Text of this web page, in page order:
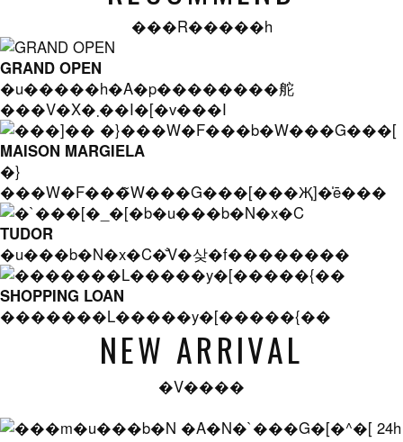
���R�����h
GRAND OPEN
�u�����h�A�p��������舵
���V�X�܂��I�[�v���I
MAISON MARGIELA
�}
���W�F���̃W���G���[���Җ]�̍ē���
TUDOR
�u���b�N�x�C�̐V�샂�f��������
SHOPPING LOAN
�������L�����y�[�����{��
NEW ARRIVAL
�V����